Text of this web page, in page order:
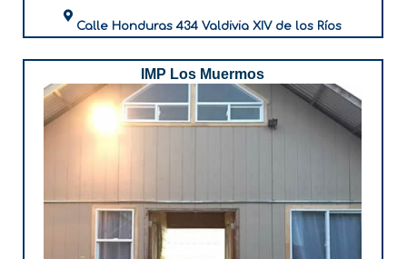
Calle Honduras 434 Valdivia XIV de los Ríos
IMP Los Muermos